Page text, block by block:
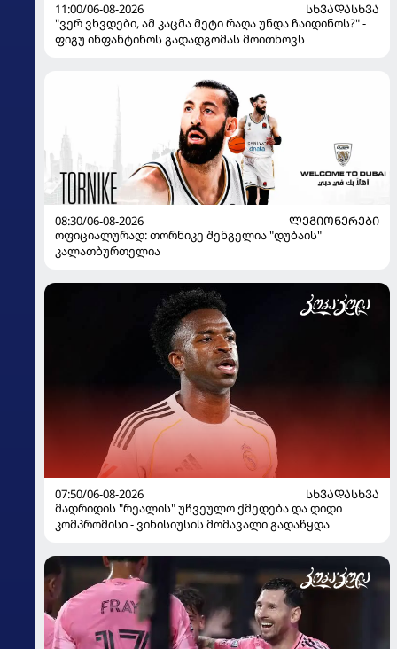
11:00/06-08-2026
ᲡᲮᲕᲐᲓᲐᲡᲮᲕᲐ
"ვერ ვხვდები, ამ კაცმა მეტი რაღა უნდა ჩაიდინოს?" -
ფიგუ ინფანტინოს გადადგომას მოითხოვს
08:30/06-08-2026
ᲚᲔᲒᲘᲝᲜᲔᲠᲔᲑᲘ
ოფიციალურად: თორნიკე შენგელია "დუბაის"
კალათბურთელია
07:50/06-08-2026
ᲡᲮᲕᲐᲓᲐᲡᲮᲕᲐ
მადრიდის "რეალის" უჩვეულო ქმედება და დიდი
კომპრომისი - ვინისიუსის მომავალი გადაწყდა